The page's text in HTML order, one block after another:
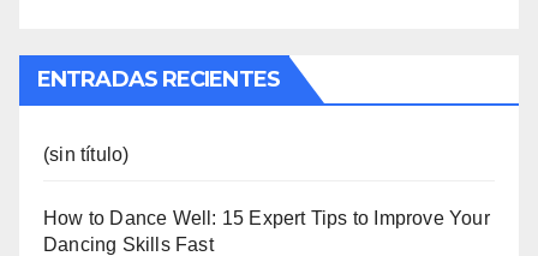
ENTRADAS RECIENTES
(sin título)
How to Dance Well: 15 Expert Tips to Improve Your
Dancing Skills Fast